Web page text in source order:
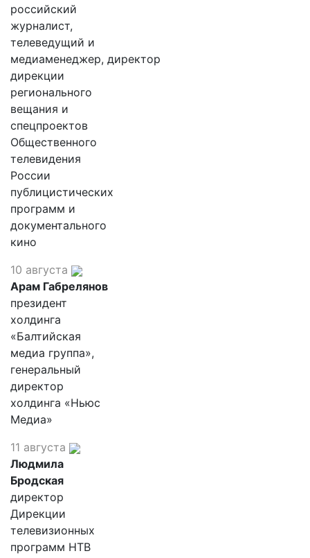
российский
журналист,
телеведущий и
медиаменеджер, директор
дирекции
регионального
вещания и
спецпроектов
Общественного
телевидения
России
публицистических
программ и
документального
кино
10 августа
Арам Габрелянов
президент
холдинга
«Балтийская
медиа группа»,
генеральный
директор
холдинга «Ньюс
Медиа»
11 августа
Людмила
Бродская
директор
Дирекции
телевизионных
программ НТВ